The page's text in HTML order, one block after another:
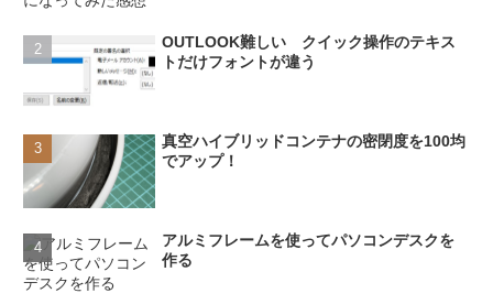
OUTLOOK難しい クイック操作のテキス
トだけフォントが違う
真空ハイブリッドコンテナの密閉度を100均
でアップ！
アルミフレームを使ってパソコンデスクを
作る